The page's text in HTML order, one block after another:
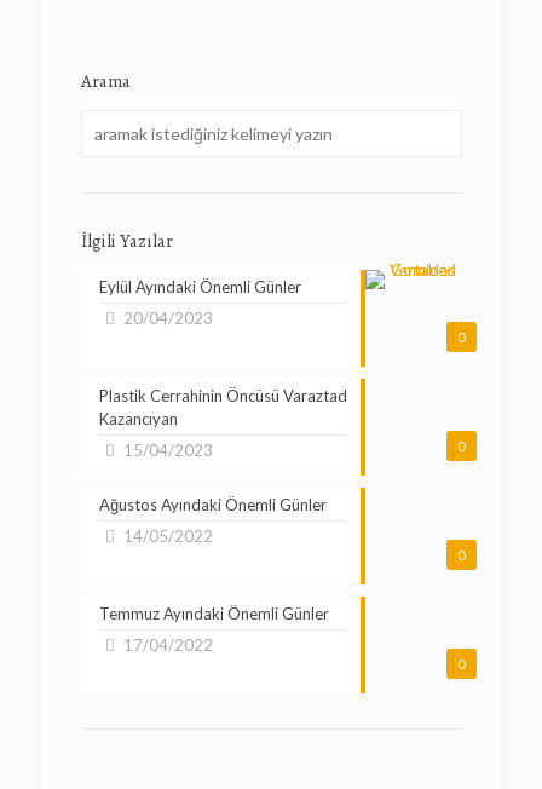
Arama
İlgili Yazılar
0
Eylül Ayındaki Önemli Günler
20/04/2023
0
Plastik Cerrahinin Öncüsü Varaztad
Kazancıyan
15/04/2023
0
Ağustos Ayındaki Önemli Günler
14/05/2022
0
Temmuz Ayındaki Önemli Günler
17/04/2022